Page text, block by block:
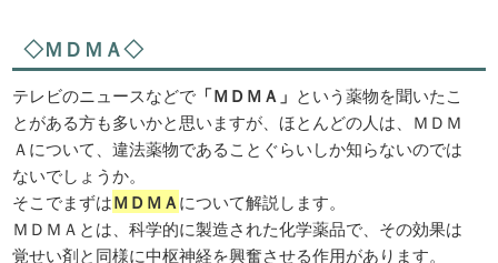
◇ＭＤＭＡ◇
テレビのニュースなどで 「ＭＤＭＡ」 という薬物を聞いたこ
とがある方も多いかと思いますが、ほとんどの人は、ＭＤＭ
Ａについて、違法薬物であることぐらいしか知らないのでは
ないでしょうか。
そこでまずはＭＤＭＡについて解説します。
ＭＤＭＡとは、科学的に製造された化学薬品で、その効果は
覚せい剤と同様に中枢神経を興奮させる作用があります。